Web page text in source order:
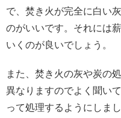
で、焚き火が完全に白い
のがいいです。それには
いくのが良いでしょう。
また、焚き火の灰や炭の
異なりますのでよく聞い
って処理するようにしま